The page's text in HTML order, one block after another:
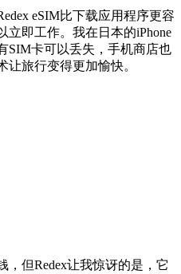
eSIM比下载应用程序更容
立即工作。我在日本的iPhone
SIM卡可以丢失，手机商店也
旅行变得更加愉快。
但Redex让我惊讶的是，它